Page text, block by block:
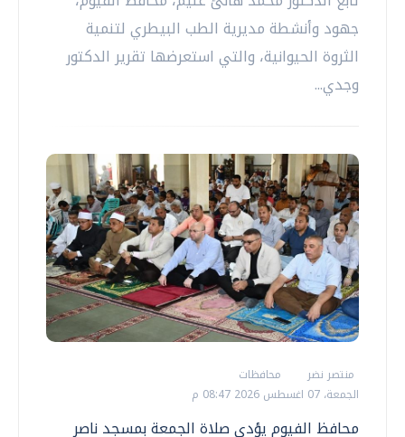
جهود وأنشطة مديرية الطب البيطري لتنمية
الثروة الحيوانية، والتي استعرضها تقرير الدكتور
وجدي...
منتصر نضر
محافظات
الجمعة، 07 اغسطس 2026 08:47 م
محافظ الفيوم يؤدي صلاة الجمعة بمسجد ناصر